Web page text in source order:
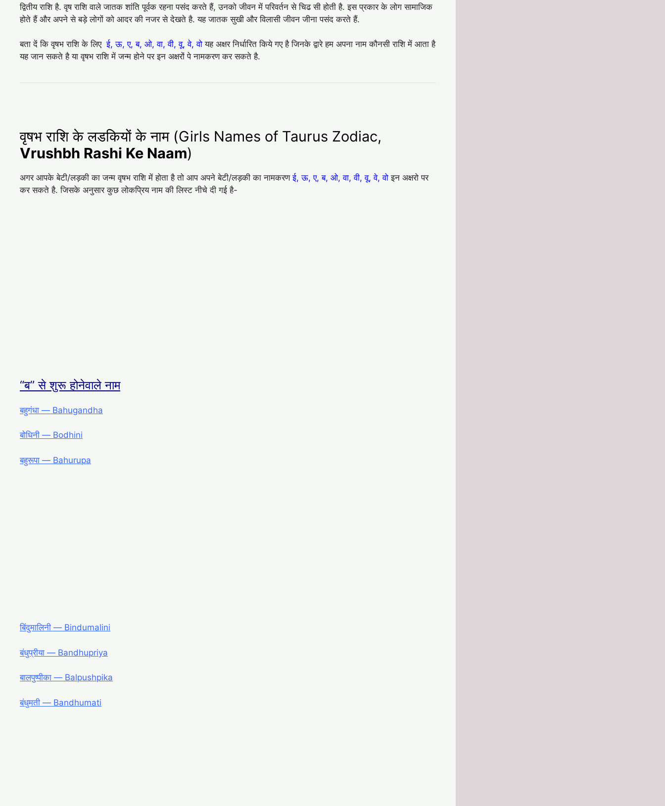
द्वितीय राशि है. वृष राशि वाले जातक शांति पूर्वक रहना पसंद करते हैं, उनको जीवन में परिवर्तन से चिढ सी होती है. इस प्रकार के लोग सामाजिक
होते हैं और अपने से बड़े लोगों को आदर की नजर से देखते है. यह जातक सुखी और विलासी जीवन जीना पसंद करते हैं.
बता दें कि वृषभ राशि के लिएई, ऊ, ए, ब, ओ, वा, वी, वू, वे, वो यह अक्षर निर्धारित किये गए है जिनके द्वारे हम अपना नाम कौनसी राशि में आता है
यह जान सकते है या वृषभ राशि में जन्म होने पर इन अक्षरों पे नामकरण कर सकते है.
वृषभ राशि के लडकियों के नाम (Girls Names of Taurus Zodiac,
Vrushbh Rashi Ke Naam)
अगर आपके बेटी/लड़की का जन्म वृषभ राशि में होता है तो आप अपने बेटी/लड़की का नामकरणई, ऊ, ए, ब, ओ, वा, वी, वू, वे, वो इन अक्षरो पर
कर सकते है. जिसके अनुसार कुछ लोकप्रिय नाम की लिस्ट नीचे दी गई है-
“ब” से शुरू होनेवाले नाम
बहुगंधा ― Bahugandha
बोधिनी ― Bodhini
बहुरूपा ― Bahurupa
बिंदुमालिनी ― Bindumalini
बंधुप्रीया ― Bandhupriya
बालपुष्पीका ― Balpushpika
बंधुमती ― Bandhumati